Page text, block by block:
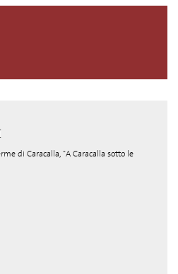
di Caracalla, "A Caracalla sotto le